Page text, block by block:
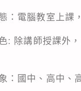
：電腦教室上課
: 除講師授課外
：國中、高中、